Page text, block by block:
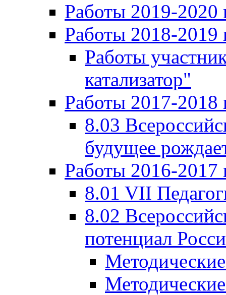
Работы 2019-2020
Работы 2018-2019
Работы
катализатор"
Работы 2017-2018
8.03
будущее
Работы 2016-2017
8.01 VII
8.02
потенциал